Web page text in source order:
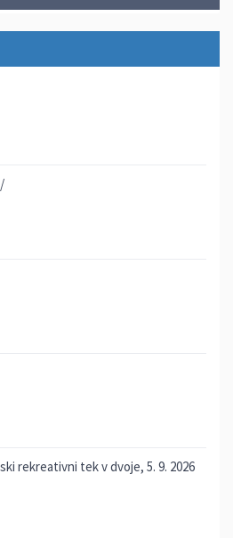
rekreativni tek v dvoje, 5. 9. 2026